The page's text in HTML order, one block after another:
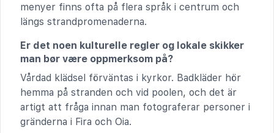
menyer finns ofta på flera språk i centrum och
längs strandpromenaderna.
Er det noen kulturelle regler og lokale skikker
man bør være oppmerksom på?
Vårdad klädsel förväntas i kyrkor. Badkläder hör
hemma på stranden och vid poolen, och det är
artigt att fråga innan man fotograferar personer i
gränderna i Fira och Oia.